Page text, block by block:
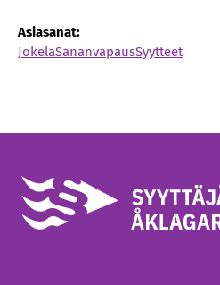
Asiasanat:
JokelaSananvapausSyytteet